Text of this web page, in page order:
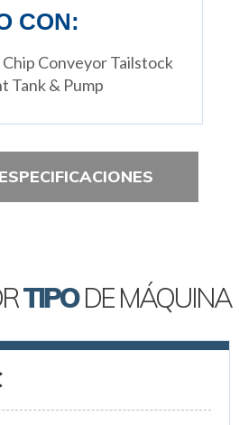
CON:
Conveyor Tailstock
Tank & Pump
TIPODE MÁQUINA